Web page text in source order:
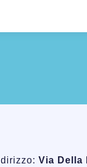
Via Della